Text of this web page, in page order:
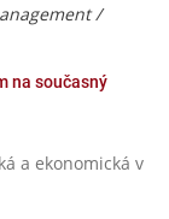
/
na současný
a ekonomická v